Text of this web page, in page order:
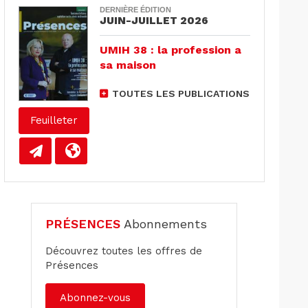
Feuilleter
DERNIÈRE ÉDITION
JUIN-JUILLET 2026
UMIH 38 : la profession a
sa maison
TOUTES LES PUBLICATIONS
PRÉSENCES Abonnements
Découvrez toutes les offres de
Présences
Abonnez-vous